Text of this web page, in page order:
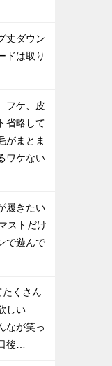
丈ダウン
ドは取り
フケ、皮
省略して
がまとま
ワケない
履きたい
ストだけ
で遊んで
くさん
しい
なが笑っ
後…